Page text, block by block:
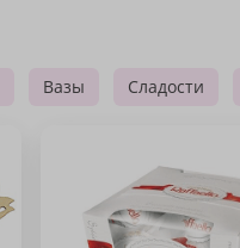
Вазы Сладости